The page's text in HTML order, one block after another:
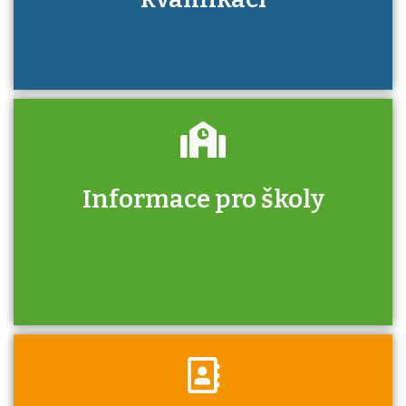
Informace pro školy
Zjistěte, jak se přihlásit ke zkoušce a kde